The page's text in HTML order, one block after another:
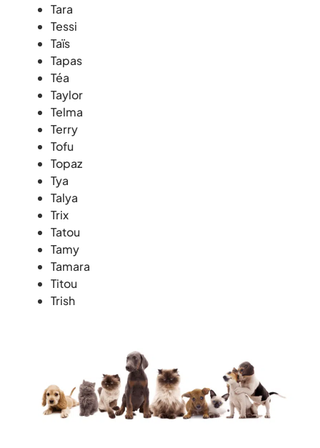
Tara
Tessi
Taïs
Tapas
Téa
Taylor
Telma
Terry
Tofu
Topaz
Tya
Talya
Trix
Tatou
Tamy
Tamara
Titou
Trish